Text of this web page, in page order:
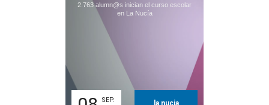
2.763 alumn@s inician el curso escolar
en La Nucía
SEP.
la nucia